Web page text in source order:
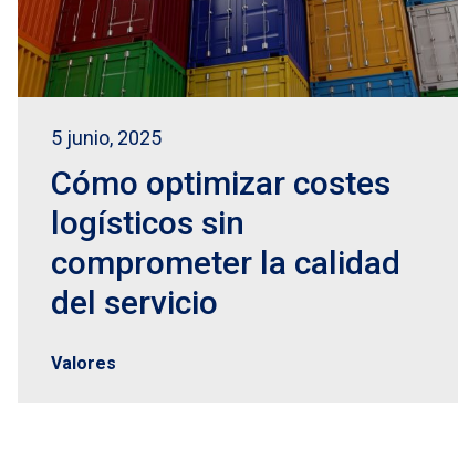
5 junio, 2025
Cómo optimizar costes
logísticos sin
comprometer la calidad
del servicio
Valores